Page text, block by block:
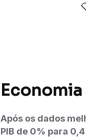
Após os dados
PIB de 0% para